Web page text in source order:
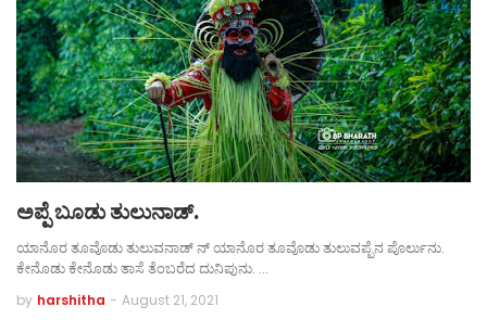
ಅಪ್ಪೆ ಬೂಡು ತುಲುನಾಡ್.
ಯಾನೊರ ತೂವೊಡು ತುಲುವನಾಡ್ ನ್ ಯಾನೊರ ತೂವೊಡು ತುಲುವಪ್ಪೆನ ಪೊರ್ಲುನು.
ಕೇನೊಡು ಕೇನೊಡು ತಾಸೆ ತೆಂಬರೆದ ದುನಿಪುನು. …
by harshitha - August 21, 2021